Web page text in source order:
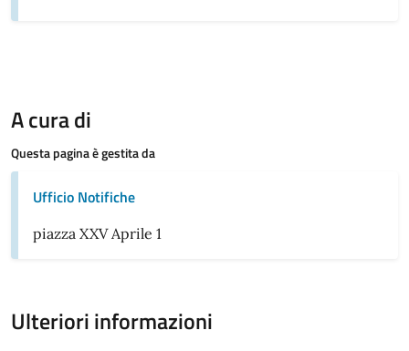
A cura di
Questa pagina è gestita da
Ufficio Notifiche
piazza XXV Aprile 1
Ulteriori informazioni